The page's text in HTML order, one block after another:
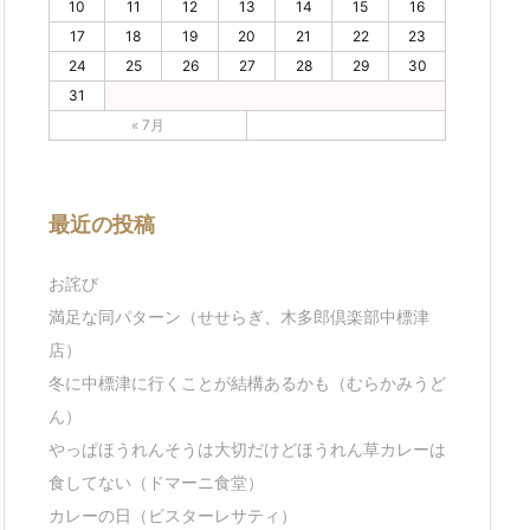
10
11 12 13 14 15
16
17
18 19 20 21 22
23
24
25 26 27 28 29
30
31
« 7月
最近の投稿
お詫び
満足な同パターン（せせらぎ、木多郎倶楽部中標津
店）
冬に中標津に行くことが結構あるかも（むらかみうど
ん）
やっぱほうれんそうは大切だけどほうれん草カレーは
食してない（ドマーニ食堂）
カレーの日（ビスターレサティ）